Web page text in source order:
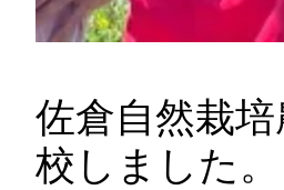
佐倉自然栽培
校しました。